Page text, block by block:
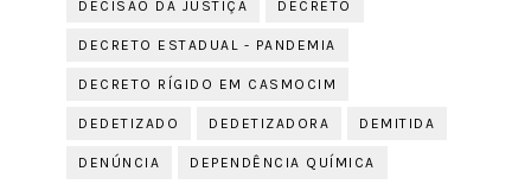
DECISÃO DA JUSTIÇA DECRETO
DECRETO ESTADUAL - PANDEMIA
DECRETO RÍGIDO EM CASMOCIM
DEDETIZADO DEDETIZADORA DEMITIDA
DENÚNCIA DEPENDÊNCIA QUÍMICA